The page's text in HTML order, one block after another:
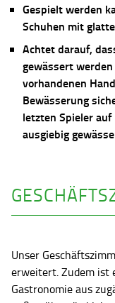
Gespielt werden
Schuhen mit
Achtet darauf,
gewässert
vorhandenen
Bewässerung
letzten Spieler
ausgiebig
Unser
erweitert. Zudem ist
Gastronomie aus